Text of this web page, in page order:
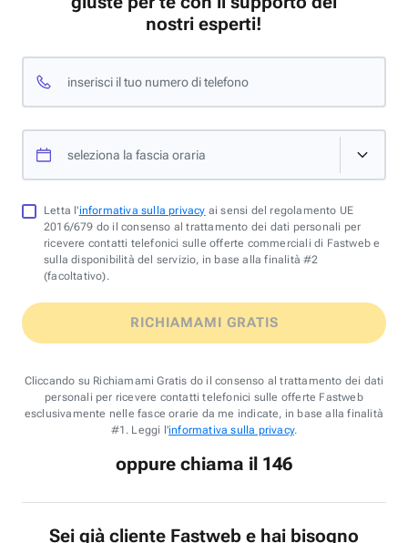
nostri esperti!
inserisci il tuo numero di telefono
seleziona la fascia oraria
Letta l'informativa sulla privacy ai sensi del regolamento UE
2016/679 do il consenso al trattamento dei dati personali per
ricevere contatti telefonici sulle offerte commerciali di Fastweb e
sulla disponibilità del servizio, in base alla finalità #2
(facoltativo).
RICHIAMAMI GRATIS
Cliccando su Richiamami Gratis do il consenso al trattamento dei dati
personali per ricevere contatti telefonici sulle offerte Fastweb
esclusivamente nelle fasce orarie da me indicate, in base alla finalità
#1. Leggi l'informativa sulla privacy.
oppure chiama il 146
Sei già cliente Fastweb e hai bisogno